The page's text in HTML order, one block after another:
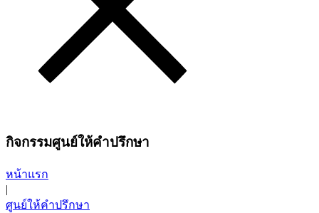
กิจกรรมศูนย์ให้คำปรึกษา
หน้าแรก
|
ศูนย์ให้คำปรึกษา